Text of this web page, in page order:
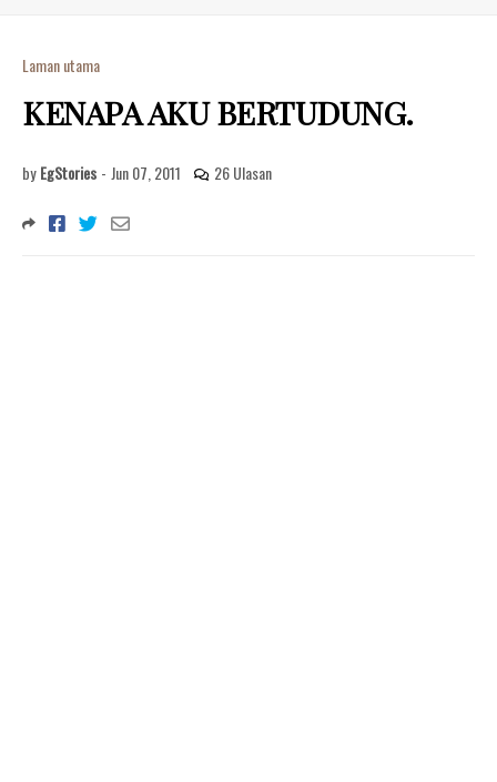
Laman utama
KENAPA AKU BERTUDUNG.
by EgStories - Jun 07, 2011 26 Ulasan